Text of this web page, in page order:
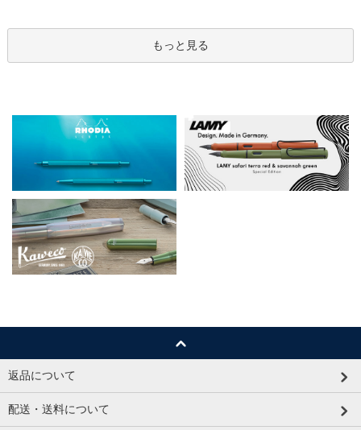
もっと見る
返品について
配送・送料について